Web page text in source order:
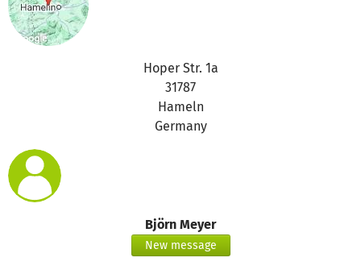
Hoper Str. 1a
31787
Hameln
Germany
Björn Meyer
New message